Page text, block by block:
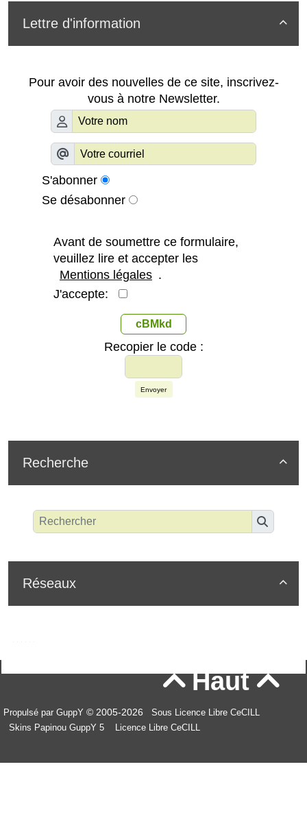

Lettre d'information
Pour avoir des nouvelles de ce site, inscrivez-
vous à notre Newsletter.
S'abonner
Se désabonner
Avant de soumettre ce formulaire,
veuillez lire et accepter les
Mentions légales .
J'accepte:
cBMkd
Recopier le code :
Envoyer

Recherche

Réseaux
Haut
Propulsé par GuppY © 2005-2026
Sous Licence Libre CeCILL
Skins Papinou GuppY 5
Licence Libre CeCILL